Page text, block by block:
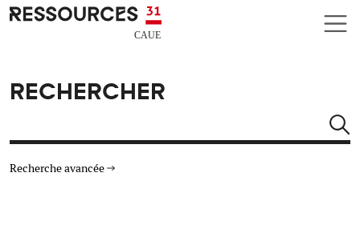
Aller au contenu principal
CAUE RESSOURCES 31
RECHERCHER
Recherche avancée